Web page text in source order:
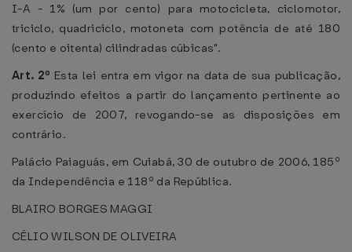
I-A - 1% (um por cento) para motocicleta, ciclomotor,
triciclo, quadriciclo, motoneta com potência de até 180
(cento e oitenta) cilindradas cúbicas".
Art. 2º Esta lei entra em vigor na data de sua publicação,
produzindo efeitos a partir do lançamento pertinente ao
exercício de 2007, revogando-se as disposições em
contrário.
Palácio Paiaguás, em Cuiabá, 30 de outubro de 2006, 185º
da Independência e 118º da República.
BLAIRO BORGES MAGGI
CÉLIO WILSON DE OLIVEIRA